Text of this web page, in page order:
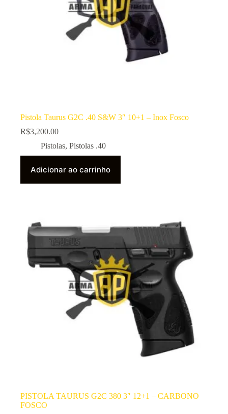
Pistola Taurus G2C .40 S&W 3″ 10+1 – Inox Fosco
R$3,200.00
Pistolas, Pistolas .40
Adicionar ao carrinho
PISTOLA TAURUS G2C 380 3″ 12+1 – CARBONO
FOSCO